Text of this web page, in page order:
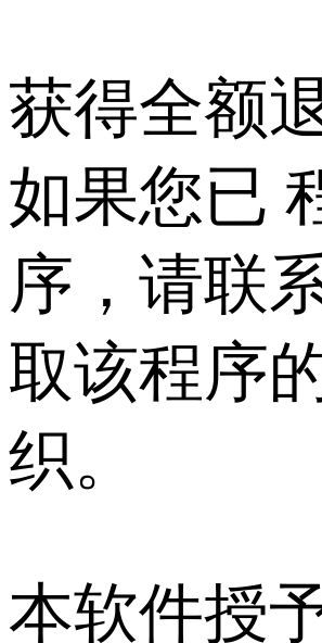
获得全额
如果您已
序，请联
取该程序
织。
本软件授